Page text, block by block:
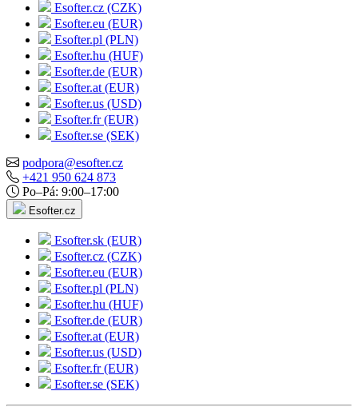
Esofter.cz (CZK)
Esofter.eu (EUR)
Esofter.pl (PLN)
Esofter.hu (HUF)
Esofter.de (EUR)
Esofter.at (EUR)
Esofter.us (USD)
Esofter.fr (EUR)
Esofter.se (SEK)
podpora@esofter.cz
+421 950 624 873
Po–Pá: 9:00–17:00
Esofter.cz
Esofter.sk (EUR)
Esofter.cz (CZK)
Esofter.eu (EUR)
Esofter.pl (PLN)
Esofter.hu (HUF)
Esofter.de (EUR)
Esofter.at (EUR)
Esofter.us (USD)
Esofter.fr (EUR)
Esofter.se (SEK)